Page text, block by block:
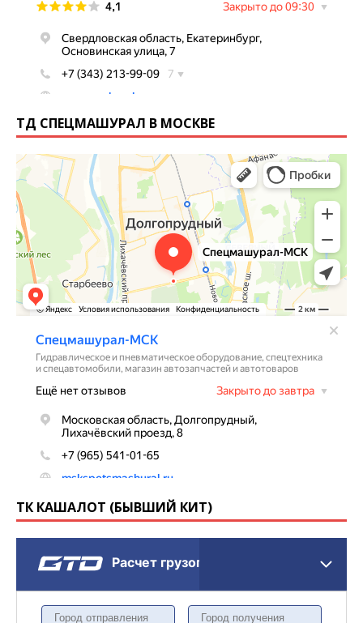
ТД СПЕЦМАШУРАЛ В МОСКВЕ
ТК КАШАЛОТ (БЫВШИЙ КИТ)
Расчет грузоперевозки